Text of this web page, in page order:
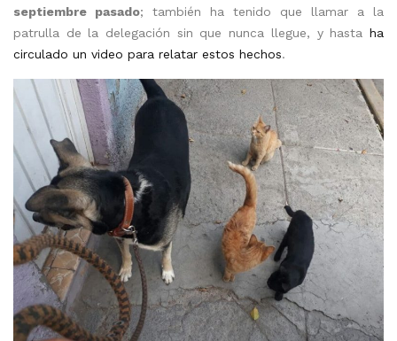
septiembre pasado; también ha tenido que llamar a la
patrulla de la delegación sin que nunca llegue, y hasta ha
circulado un video para relatar estos hechos.